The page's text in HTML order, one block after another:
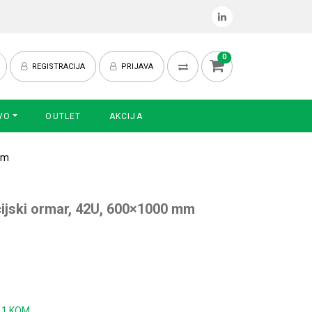
REGISTRACIJA PRIJAVA
0
OUTLET AKCIJA
ormar, 42U, 600×1000 mm